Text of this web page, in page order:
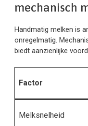
mechanisch
Handmatig melken is
onregelmatig.
biedt aanzienlijke
Factor
Melksnelheid